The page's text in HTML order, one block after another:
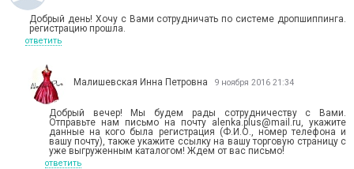
Добрый день! Хочу с Вами сотрудничать по системе дропшиппинга.
регистрацию прошла.
ответить
Малишевская Инна Петровна 9 ноября 2016 21:34
Добрый вечер! Мы будем рады сотрудничеству с Вами.
Отправьте нам письмо на почту alenka.plus@mail.ru, укажите
данные на кого была регистрация (Ф.И.О., номер телефона и
вашу почту), также укажите ссылку на вашу торговую страницу с
уже выгруженным каталогом! Ждем от вас письмо!
ответить